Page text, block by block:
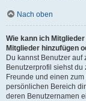
Nach oben
Wie kann ich
Mitglieder hinzufügen
Du kannst Benutzer auf
Benutzerprofil siehst
Freunde und einen
persönlichen Bereich
deren Benutzernamen